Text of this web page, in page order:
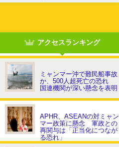
アクセスランキング
ミャンマー沖で難民船事故
か、500人超死亡の恐れ
国連機関が深い懸念を表明
APHR、ASEANの対ミャン
マー政策に懸念 軍政との
再関与は「正当化につなが
る恐れ」